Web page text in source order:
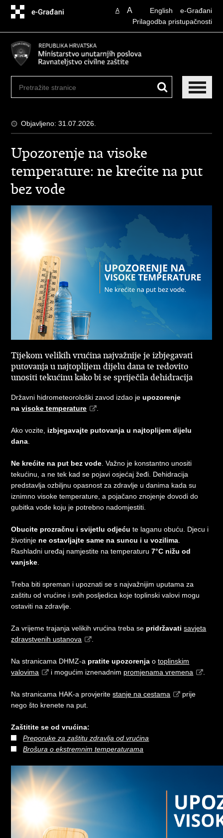
sadržaj
English e-Građani
A A
Prilagodba pristupačnosti
Objavljeno: 31.07.2026.
Upozorenje na visoke
temperature: ne krećite na put
bez vode
Tijekom velikih vrućina najvažnije je izbjegavati
putovanja u najtoplijem dijelu dana te redovito
unositi tekućinu kako bi se spriječila dehidracija
Državni hidrometeorološki zavod izdao jeupozorenje
navisoke temperature
Ako vozite, izbjegavajte putovanja u najtoplijem dijelu
dana
Ne krećite na put bez vode . Važno je konstantno unositi
tekućinu, a ne tek kad se pojavi osjećaj žeđi. Dehidracija
predstavlja ozbiljnu opasnost za zdravlje u danima kada su
iznimno visoke temperature, a pojačano znojenje dovodi do
gubitka vode koju je potrebno nadomjestiti.
Obucite prozračnu i svijetlu odjeću te laganu obuću. Djecu i
životinje ne ostavljajte same na suncu i u vozilima
Rashladni uređaj namjestite na temperaturu7°C nižu od
vanjske
Treba biti spreman i upoznati se s najvažnijim uputama za
zaštitu od vrućine i svih posljedica koje toplinski valovi mogu
ostaviti na zdravlje.
Za vrijeme trajanja velikih vrućina treba se pridržavati savjeta
zdravstvenih ustanova
Na stranicama DHMZ-a pratite upozorenja otoplinskim
valovima
i mogućim iznenadnim promjenama vremena
Na stranicama HAK-a provjeritestanje na cestama
prije
nego što krenete na put.
Zaštitite se od vrućina:
Preporuke za zaštitu zdravlja od vrućina
Brošura o ekstremnim temperaturama